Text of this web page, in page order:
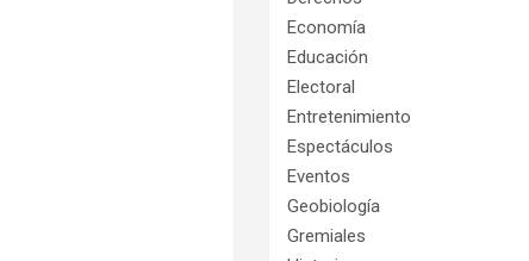
Economía
Educación
Electoral
Entretenimiento
Espectáculos
Eventos
Geobiología
Gremiales